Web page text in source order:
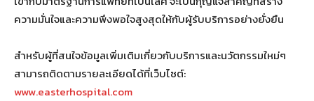
ความมั่นใจและความพึงพอใจสูงสุดให้กับผู้รับบริการอย่างยั่งยืน
สำหรับผู้ที่สนใจข้อมูลเพิ่มเติมเกี่ยวกับบริการและนวัตกรรมใหม่ๆ
สามารถติดตามรายละเอียดได้ที่เว็บไซต์:
www.easterhospital.com